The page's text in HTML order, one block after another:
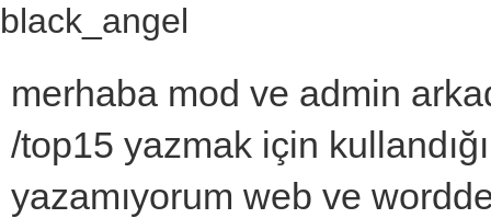
black_angel
merhaba mod ve admin
/top15 yazmak için
yazamıyorum web ve